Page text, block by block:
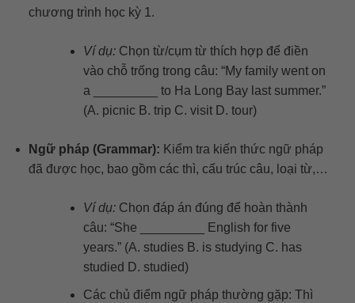
chương trình học kỳ 1.
Ví dụ:Chọn từ/cụm từ thích hợp để điền
vào chỗ trống trong câu: “My family went on
a _________ to Ha Long Bay last summer.”
(A. picnic B. trip C. visit D. tour)
Ngữ pháp (Grammar): Kiểm tra kiến thức ngữ pháp
đã được học, bao gồm các thì, cấu trúc câu, loại từ,…
Ví dụ:Chọn đáp án đúng để hoàn thành
câu: “She _________ English for five
years.” (A. studies B. is studying C. has
studied D. studied)
Các chủ điểm ngữ pháp thường gặp: Thì